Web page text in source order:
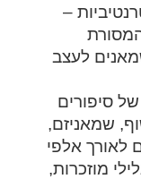
–
לעצב
סיפורים
שמאניזם,
לאורך אלפי
מוזכרות,